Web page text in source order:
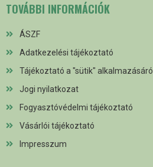
TOVÁBBI INFORMÁCIÓK
ÁSZF
Adatkezelési tájékoztató
Tájékoztató a "sütik" alkalmazásáról
Jogi nyilatkozat
Fogyasztóvédelmi tájékoztató
Vásárlói tájékoztató
Impresszum